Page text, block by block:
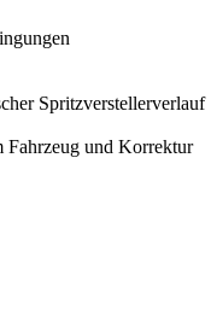
Spritzverstellerverlauf
Fahrzeug und Korrektur